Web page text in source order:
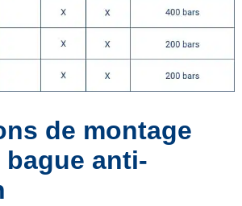
de montage
anti-